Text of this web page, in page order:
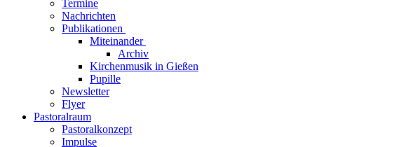
Termine
Nachrichten
Publikationen
Miteinander
Archiv
Kirchenmusik in Gießen
Pupille
Newsletter
Flyer
Pastoralraum
Pastoralkonzept
Impulse